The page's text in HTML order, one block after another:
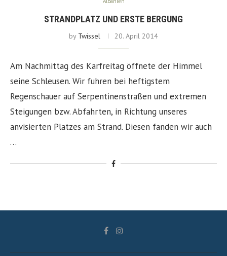
STRANDPLATZ UND ERSTE BERGUNG
by Twissel 20. April 2014
Am Nachmittag des Karfreitag öffnete der Himmel
seine Schleusen. Wir fuhren bei heftigstem
Regenschauer auf Serpentinenstraßen und extremen
Steigungen bzw. Abfahrten, in Richtung unseres
anvisierten Platzes am Strand. Diesen fanden wir auch
…